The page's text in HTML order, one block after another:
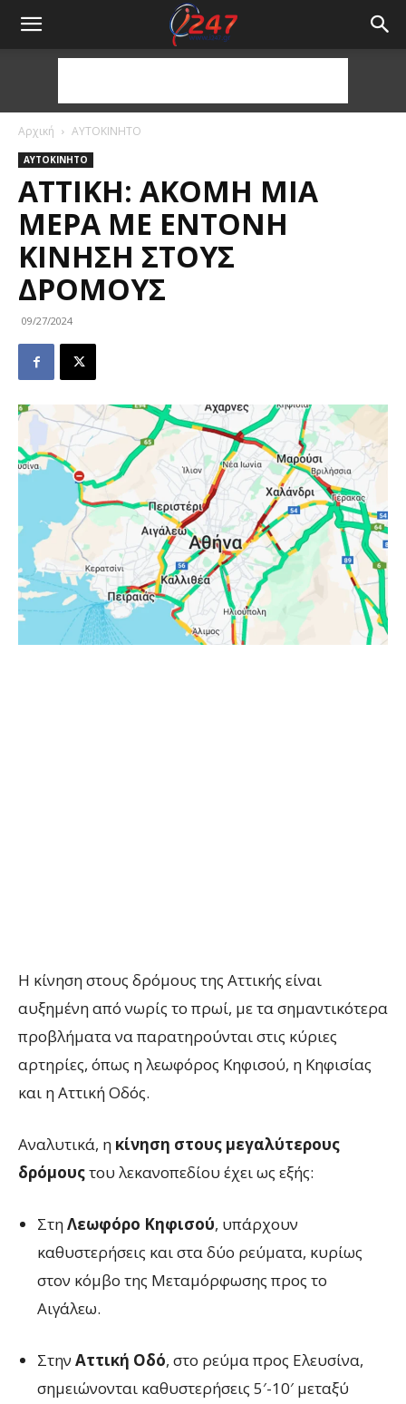
Αρχική ΑΥΤΟΚΙΝΗΤΟ
ΑΥΤΟΚΙΝΗΤΟ
ΑΤΤΙΚΉ: ΑΚΌΜΗ ΜΙΑ
ΜΈΡΑ ΜΕ ΈΝΤΟΝΗ
ΚΊΝΗΣΗ ΣΤΟΥΣ
ΔΡΌΜΟΥΣ
09/27/2024
Η κίνηση στους δρόμους της Αττικής είναι
αυξημένη από νωρίς το πρωί, με τα σημαντικότερα
προβλήματα να παρατηρούνται στις κύριες
αρτηρίες, όπως η λεωφόρος Κηφισού, η Κηφισίας
και η Αττική Οδός.
Αναλυτικά, η κίνηση στους μεγαλύτερους
δρόμουςτου λεκανοπεδίου έχει ως εξής:
ΣτηΛεωφόρο Κηφισού, υπάρχουν
καθυστερήσεις και στα δύο ρεύματα, κυρίως
στον κόμβο της Μεταμόρφωσης προς το
Αιγάλεω.
Στην Αττική Οδό, στο ρεύμα προς Ελευσίνα,
σημειώνονται καθυστερήσεις 5′-10′ μεταξύ